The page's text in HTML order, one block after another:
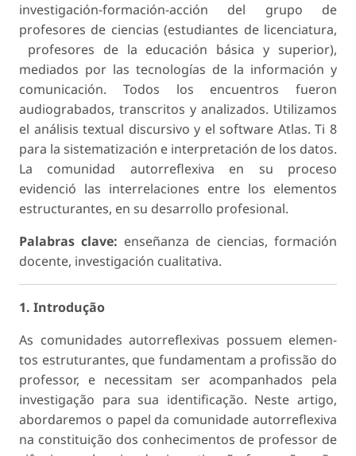
investigación-forma­ción-acción del grupo de
profesores de ciencias (estudiantes de licenciatura,
profesores de la educación básica y superior),
mediados por las tecnologías de la información y
comunicación. Todos los encuentros fueron
audiograbados, transcritos y analizados. Utilizamos
el análisis textual discursivo y el software Atlas. Ti 8
para la sistematización e interpretación de los datos.
La comunidad autorreflexiva en su proceso
evidenció las interrelaciones entre los elementos
estructurantes, en su desarrollo profesional.
Palabras clave: enseñanza de ciencias, formación
docente, investigación cualitativa.
1. Introdução
As comunidades autorreflexivas possuem elemen­
tos estruturantes, que fundamentam a profissão do
professor, e necessitam ser acompanhados pela
investigação para sua identificação. Neste arti­go,
abordaremos o papel da comunidade auto­rreflexiva
na constituição dos conhecimentos de professor de